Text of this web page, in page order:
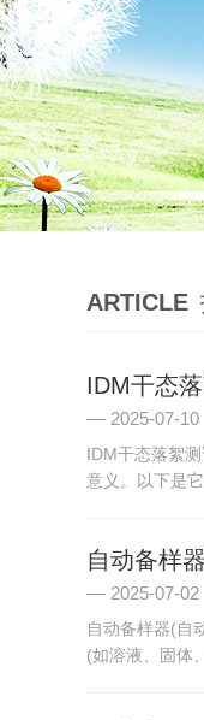
ARTICLE
IDM干态
2025-07-10
IDM干态落絮
意义。以下是
自动备样
2025-07-02
自动备样器(自
(如溶液、固体